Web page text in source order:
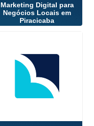
Marketing Digital para
Negócios Locais em
Piracicaba